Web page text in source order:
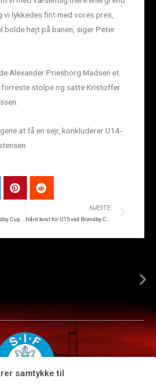
samtykke til
vi lykkedes fint med vores pres,
bolde højt på banen, siger Peter
Alexander Priesborg Madsen et
forreste stolpe og satte Kristoffer
at få en sejr, konkluderer U14-
NÆSTE